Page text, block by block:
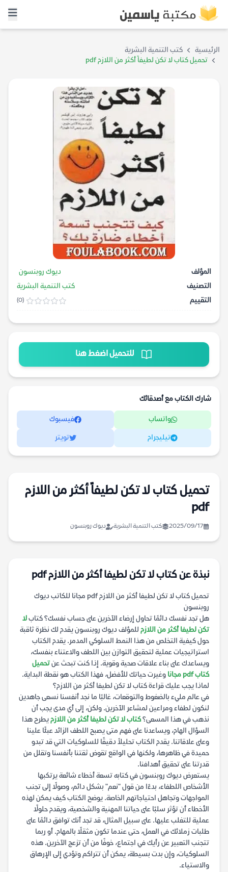
الرئيسية
كتب التنمية البشرية
تحميل كتاب لا تكن لطيفاً أكثر من اللازم pdf
المؤلف
ديوك روبنسون
التصنيف
كتب التنمية البشرية
التقييم
(0)
للتحميل اضغط هنا
شارك الكتاب مع أصدقائك
واتساب فيسبوك
تيليجرام تويتر
تحميل كتاب لا تكن لطيفاً أكثر من اللازم
pdf
2025/09/17 كتب التنمية البشرية ديوك روبنسون
نبذة عن كتاب لا تكن لطيفا أكثر من اللازم pdf
تحميل كتاب لا تكن لطيفا أكثر من اللازم pdf مجانا للكاتب ديوك
روبنسون
هل تجد نفسك دائمًا تحاول إرضاء الآخرين على حساب نفسك؟ كتابلا
تكن لطيفا أكثر من اللازم للمؤلف ديوك روبنسون يقدم لك نظرة ثاقبة
حول كيفية التخلص من هذا النمط السلوكي المدمر. يقدم الكتاب
استراتيجيات عملية لتحقيق التوازن بين اللطف والاعتناء بنفسك،
ويساعدك على بناء علاقات صحية وقوية. إذا كنت تبحث عنتحميل
كتاب pdf مجانا
وغيرت حياتك للأفضل، فهذا الكتاب هو نقطة البداية.
لماذا يجب عليك قراءة كتاب لا تكن لطيفا أكثر من اللازم؟
في عالم مليء بالضغوط والتوقعات، غالبًا ما نجد أنفسنا نسعى جاهدين
لنكون لطفاء ومراعين لمشاعر الآخرين. ولكن، إلى أي مدى يجب أن
نذهب في هذا المسعى؟كتاب لا تكن لطيفا أكثر من اللازميطرح هذا
السؤال الهام، ويساعدنا على فهم متى يصبح اللطف الزائد عبئًا علينا
وعلى علاقاتنا. يقدم الكتاب تحليلاً دقيقًا للسلوكيات التي قد تبدو
حميدة في ظاهرها، ولكنها في الواقع تقوض ثقتنا بأنفسنا وتقلل من
قدرتنا على تحقيق أهدافنا.
يستعرض ديوك روبنسون في كتابه تسعة أخطاء شائعة يرتكبها
الأشخاص اللطفاء، بدءًا من قول "نعم" بشكل دائم، وصولًا إلى تجنب
المواجهات وتجاهل احتياجاتهم الخاصة. يوضح الكتاب كيف يمكن لهذه
الأخطاء أن تؤثر سلبًا على حياتنا المهنية والشخصية، ويقدم حلولًا
عملية للتغلب عليها. على سبيل المثال، قد تجد أنك توافق دائمًا على
طلبات زملائك في العمل، حتى عندما تكون مثقلًا بالمهام. أو ربما
تتجنب التعبير عن رأيك في اجتماع، خوفًا من أن تزعج الآخرين. هذه
السلوكيات، وإن بدت بسيطة، يمكن أن تتراكم وتؤدي إلى الإرهاق
والاستياء.